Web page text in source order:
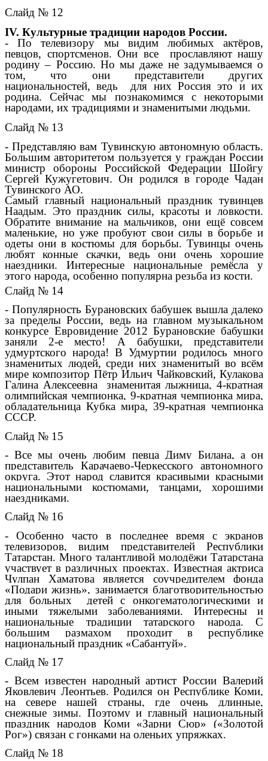
Слайд № 12
IV. Культурные традиции народов России.
- По телевизору мы видим любимых актёров,
певцов, спортсменов. Они все прославляют нашу
родину – Россию. Но мы даже не задумываемся о
том, что они представители других
национальностей, ведь для них Россия это и их
родина. Сейчас мы познакомимся с некоторыми
народами, их традициями и знаменитыми людьми.
Слайд № 13
- Представляю вам Тувинскую автономную область.
Большим авторитетом пользуется у граждан России
министр обороны Российской Федерации Шойгу
Сергей Кужугетович. Он родился в городе Чадан
Тувинского АО.
Самый главный национальный праздник тувинцев
Наадым. Это праздник силы, красоты и ловкости.
Обратите внимание на мальчиков, они ещё совсем
маленькие, но уже пробуют свои силы в борьбе и
одеты они в костюмы для борьбы. Тувинцы очень
любят конные скачки, ведь они очень хорошие
наездники. Интересные национальные ремёсла у
этого народа, особенно популярна резьба из кости.
Слайд № 14
- Популярность Бурановских бабушек вышла далеко
за пределы России, ведь на главном музыкальном
конкурсе Евровидение 2012 Бурановские бабушки
заняли 2-е место! А бабушки, представители
удмуртского народа! В Удмуртии родилось много
знаменитых людей, среди них знаменитый во всём
мире композитор Пётр Ильич Чайковский, Кулакова
Галина Алексеевна знаменитая лыжница, 4-кратная
олимпийская чемпионка, 9-кратная чемпионка мира,
обладательница Кубка мира, 39-кратная чемпионка
СССР.
Слайд № 15
- Все мы очень любим певца Диму Билана, а он
представитель Карачаево-Черкесского автономного
округа. Этот народ славится красивыми красными
национальными костюмами, танцами, хорошими
наездниками.
Слайд № 16
- Особенно часто в последнее время с экранов
телевизоров, видим представителей Республики
Татарстан. Много талантливой молодёжи Татарстана
участвует в различных проектах. Известная актриса
Чулпан Хаматова является соучредителем фонда
«Подари жизнь», занимается благотворительностью
для больных детей с онкогематологическими и
иными тяжелыми заболеваниями. Интересны и
национальные традиции татарского народа. С
большим размахом проходит в республике
национальный праздник «Сабантуй».
Слайд № 17
- Всем известен народный артист России Валерий
Яковлевич Леонтьев. Родился он Республике Коми,
на севере нашей страны, где очень длинные,
снежные зимы. Поэтому и главный национальный
праздник народов Коми «Зарни Сюр» («Золотой
Рог») связан с гонками на оленьих упряжках.
Слайд № 18